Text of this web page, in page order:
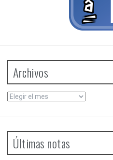
Archivos
Archivos
Últimas notas